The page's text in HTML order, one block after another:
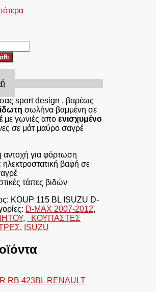
sport design , βαρέως
σωλήνα βαμμένη σε
με γωνιές απο ενισχυμένο
σε μάτ μαύρο σαγρέ
αντοχή για φόρτωση
ηλεκτροστατική βαφή σε
τάπες βιδών
KOUP 115 BL ISUZU D-
D-MAX 2007-2012,
,
ΚΟΥΠΑΣΤΕΣ
, ISUZU